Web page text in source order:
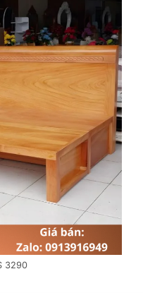
3290